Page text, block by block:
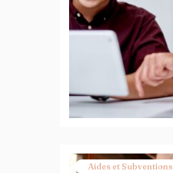
Aides et Subventions